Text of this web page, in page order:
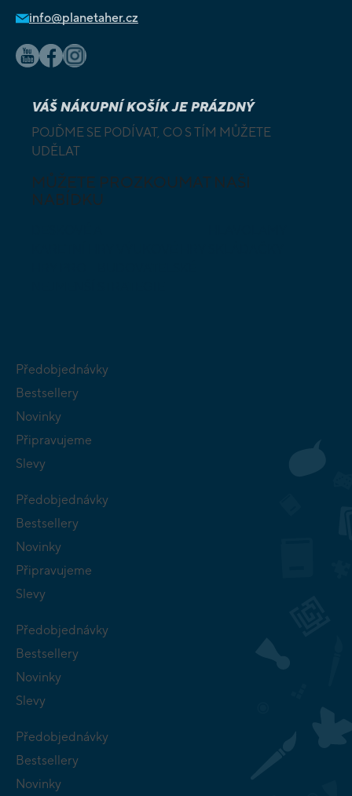
info@planetaher.cz
VÁŠ NÁKUPNÍ KOŠÍK JE PRÁZDNÝ
POJĎME SE PODÍVAT, CO S TÍM MŮŽETE
UDĚLAT
MŮŽETE PROZKOUMAT NAŠI
NABÍDKU
Předobjednávky
Bestsellery
Novinky
Připravujeme
Slevy
Předobjednávky
Bestsellery
Novinky
Připravujeme
Slevy
Předobjednávky
Bestsellery
Novinky
Slevy
Předobjednávky
Bestsellery
Novinky